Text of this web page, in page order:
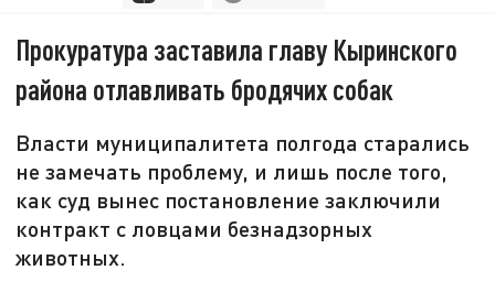
Прокуратура заставила главу Кыринского
района отлавливать бродячих собак
Власти муниципалитета полгода старались
не замечать проблему, и лишь после того,
как суд вынес постановление заключили
контракт с ловцами безнадзорных
животных.